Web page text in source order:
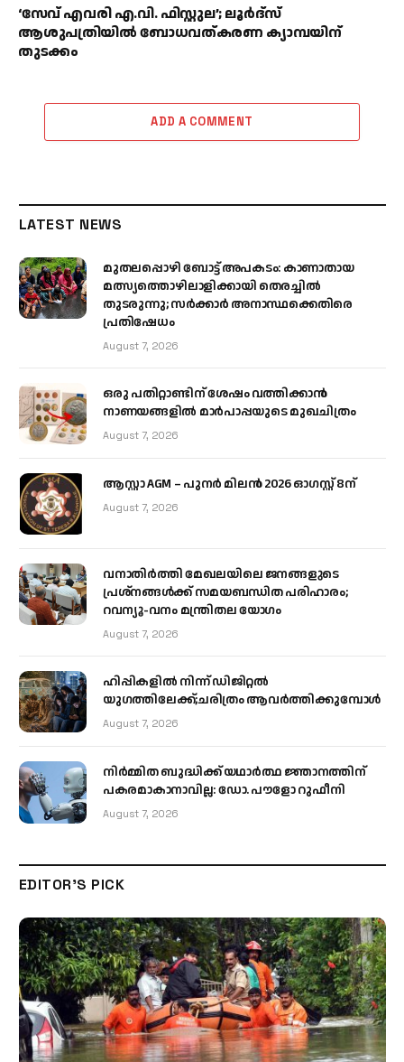
‘സേവ് എവരി എ.വി. ഫിസ്റ്റുല’; ലൂർദ്‌സ്
ആശുപത്രിയിൽ ബോധവത്കരണ ക്യാമ്പയിന്
തുടക്കം
ADD A COMMENT
LATEST NEWS
മുതലപ്പൊഴി ബോട്ട് അപകടം: കാണാതായ
മത്സ്യത്തൊഴിലാളിക്കായി തെരച്ചിൽ
തുടരുന്നു; സർക്കാർ അനാസ്ഥക്കെതിരെ
പ്രതിഷേധം
August 7, 2026
ഒരു പതിറ്റാണ്ടിന് ശേഷം വത്തിക്കാൻ
നാണയങ്ങളിൽ മാർപാപ്പയുടെ മുഖചിത്രം
August 7, 2026
ആസ്റ്റാ AGM – പുനർ മിലൻ 2026 ഓഗസ്റ്റ് 8ന്
August 7, 2026
വനാതിർത്തി മേഖലയിലെ ജനങ്ങളുടെ
പ്രശ്നങ്ങൾക്ക് സമയബന്ധിത പരിഹാരം;
റവന്യൂ-വനം മന്ത്രിതല യോഗം
August 7, 2026
ഹിപ്പികളില്‍ നിന്ന് ഡിജിറ്റല്‍
യുഗത്തിലേക്ക്;ചരിത്രം ആവര്‍ത്തിക്കുമ്പോള്‍
August 7, 2026
നിർമ്മിത ബുദ്ധിക്ക് യഥാർത്ഥ ജ്ഞാനത്തിന്
പകരമാകാനാവില്ല: ഡോ. പൗളോ റുഫീനി
August 7, 2026
EDITOR'S PICK